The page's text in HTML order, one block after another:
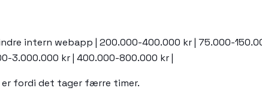
intern webapp | 200.000-400.000 kr | 75.000-
3.000.000 kr | 400.000-800.000 kr |
er fordi det tager færre timer.